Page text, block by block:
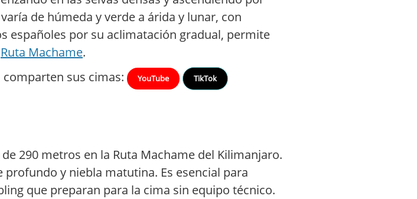
de húmeda y verde a árida y lunar, con
españoles por su aclimatación gradual, permite
Ruta Machame.
sus cimas:
YouTube TikTok
290 metros en la Ruta Machame del Kilimanjaro.
y niebla matutina. Es esencial para
que preparan para la cima sin equipo técnico.